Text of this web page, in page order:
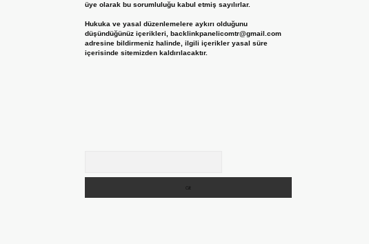
üye olarak bu sorumluluğu kabul etmiş sayılırlar.
Hukuka ve yasal düzenlemelere aykırı olduğunu
düşündüğünüz içerikleri, backlinkpanelicomtr@gmail.com
adresine bildirmeniz halinde, ilgili içerikler yasal süre
içerisinde sitemizden kaldırılacaktır.